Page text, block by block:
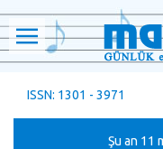
ISSN: 1301 - 3971
Şu an 11